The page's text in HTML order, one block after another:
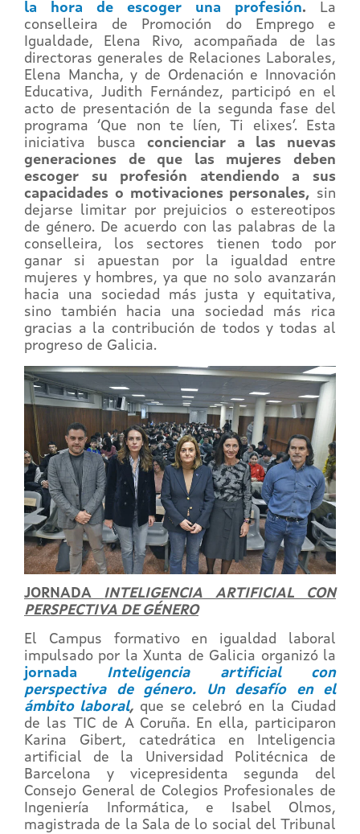
la hora de escoger una profesión.
La
conselleira de Promoción do Emprego e
Igualdade, Elena Rivo, acompañada de las
directoras generales de Relaciones Laborales,
Elena Mancha, y de Ordenación e Innovación
Educativa, Judith Fernández, participó en el
acto de presentación de la segunda fase del
programa ‘Que non te líen, Ti elixes’. Esta
iniciativa buscaconcienciar a las nuevas
generaciones de que las mujeres deben
escoger su profesión atendiendo a sus
capacidades o motivaciones personales, sin
dejarse limitar por prejuicios o estereotipos
de género. De acuerdo con las palabras de la
conselleira, los sectores tienen todo por
ganar si apuestan por la igualdad entre
mujeres y hombres, ya que no solo avanzarán
hacia una sociedad más justa y equitativa,
sino también hacia una sociedad más rica
gracias a la contribución de todos y todas al
progreso de Galicia.
JORNADA INTELIGENCIA ARTIFICIAL CON
PERSPECTIVA DE GÉNERO
El Campus formativo en igualdad laboral
impulsado por la Xunta de Galicia organizó la
jornada Inteligencia artificial con
perspectiva de género. Un desafío en el
ámbito laboral, que se celebró en la Ciudad
de las TIC de A Coruña. En ella, participaron
Karina Gibert, catedrática en Inteligencia
artificial de la Universidad Politécnica de
Barcelona y vicepresidenta segunda del
Consejo General de Colegios Profesionales de
Ingeniería Informática, e Isabel Olmos,
magistrada de la Sala de lo social del Tribunal